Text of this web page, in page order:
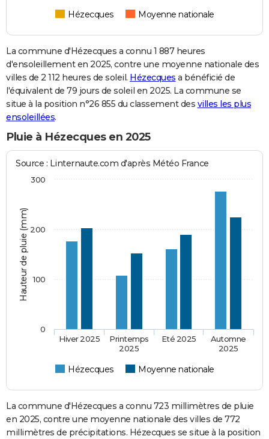
Hézecques Moyenne nationale
La commune d'Hézecques a connu 1 887 heures
d'ensoleillement en 2025, contre une moyenne nationale des
villes de 2 112 heures de soleil. Hézecques a bénéficié de
l'équivalent de 79 jours de soleil en 2025. La commune se
situe à la position n°26 855 du classement des villes les plus
ensoleillées.
Pluie à Hézecques en 2025
Hauteur de pluie (mm)
Source : Linternaute.com d'après Météo France
Hézecques Moyenne nationale
Hiver 2025
Printemps
2025
Eté 2025
Automne
2025
0
100
200
300
La commune d'Hézecques a connu 723 millimètres de pluie
en 2025, contre une moyenne nationale des villes de 772
millimètres de précipitations. Hézecques se situe à la position